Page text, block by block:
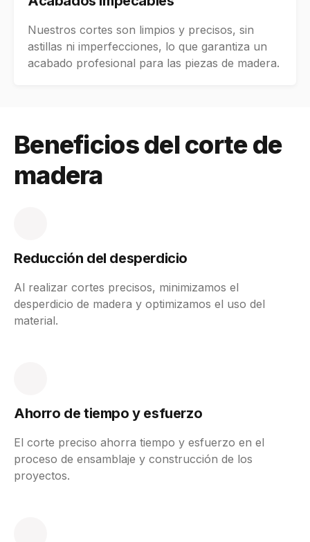
Nuestros cortes son limpios y precisos, sin
astillas ni imperfecciones, lo que garantiza un
acabado profesional para las piezas de madera.
Beneficios del corte de
madera
Reducción del desperdicio
Al realizar cortes precisos, minimizamos el
desperdicio de madera y optimizamos el uso del
material.
Ahorro de tiempo y esfuerzo
El corte preciso ahorra tiempo y esfuerzo en el
proceso de ensamblaje y construcción de los
proyectos.